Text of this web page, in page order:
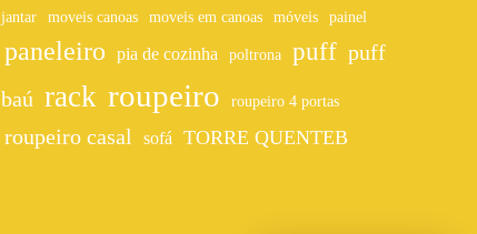
jantar
moveis canoas moveis em canoas móveis painel
paneleiro pia de cozinha poltrona puff puff
baú rack roupeiro roupeiro 4 portas
roupeiro casal sofá TORRE QUENTEB